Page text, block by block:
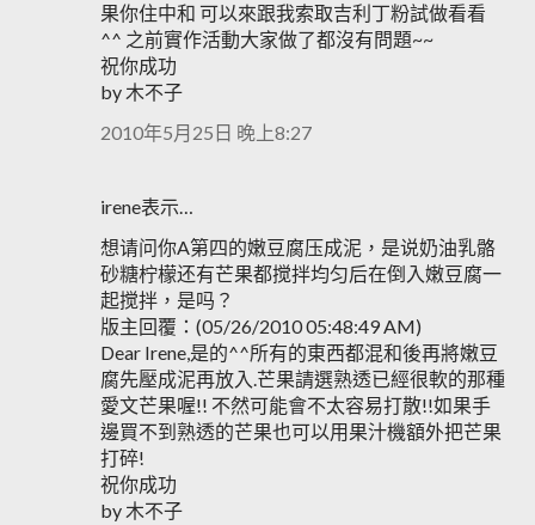
果你住中和 可以來跟我索取吉利丁粉試做看看
^^ 之前實作活動大家做了都沒有問題~~
祝你成功
by 木不子
2010年5月25日 晚上8:27
irene表示…
想请问你A第四的嫩豆腐压成泥，是说奶油乳骼
砂糖柠檬还有芒果都搅拌均匀后在倒入嫩豆腐一
起搅拌，是吗？
版主回覆：(05/26/2010 05:48:49 AM)
Dear Irene,是的^^所有的東西都混和後再將嫩豆
腐先壓成泥再放入.芒果請選熟透已經很軟的那種
愛文芒果喔!! 不然可能會不太容易打散!!如果手
邊買不到熟透的芒果也可以用果汁機額外把芒果
打碎!
祝你成功
by 木不子